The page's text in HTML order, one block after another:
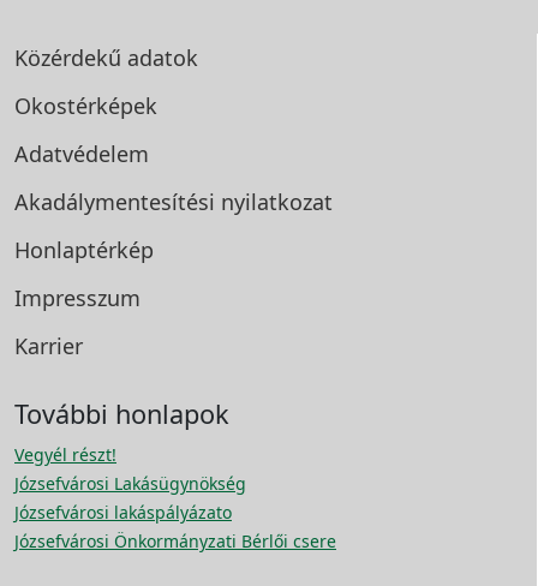
Közérdekű adatok
Okostérképek
Adatvédelem
Akadálymentesítési nyilatkozat
Honlaptérkép
Impresszum
Karrier
További honlapok
Vegyél részt!
Józsefvárosi Lakásügynökség
Józsefvárosi lakáspályázato
Józsefvárosi Önkormányzati Bérlői csere